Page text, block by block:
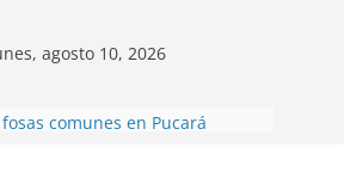
agosto 10, 2026
Ocho cadáveres hallados